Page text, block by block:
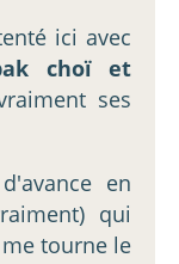
ici avec
choï et
ses
en
qui
tourne le